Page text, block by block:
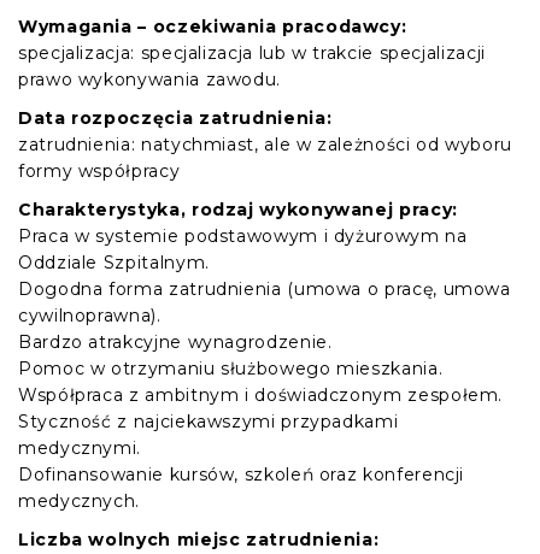
Wymagania – oczekiwania pracodawcy:
specjalizacja: specjalizacja lub w trakcie specjalizacji
prawo wykonywania zawodu.
Data rozpoczęcia zatrudnienia:
zatrudnienia: natychmiast, ale w zależności od wyboru
formy współpracy
Charakterystyka, rodzaj wykonywanej pracy:
Praca w systemie podstawowym i dyżurowym na
Oddziale Szpitalnym.
Dogodna forma zatrudnienia (umowa o pracę, umowa
cywilnoprawna).
Bardzo atrakcyjne wynagrodzenie.
Pomoc w otrzymaniu służbowego mieszkania.
Współpraca z ambitnym i doświadczonym zespołem.
Styczność z najciekawszymi przypadkami
medycznymi.
Dofinansowanie kursów, szkoleń oraz konferencji
medycznych.
Liczba wolnych miejsc zatrudnienia: